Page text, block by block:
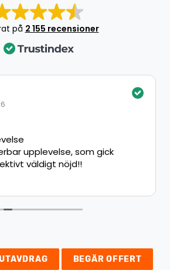
på 2 155 recensioner
upplevelse, som gick
väldigt nöjd!!
BEGÄR OFFERT